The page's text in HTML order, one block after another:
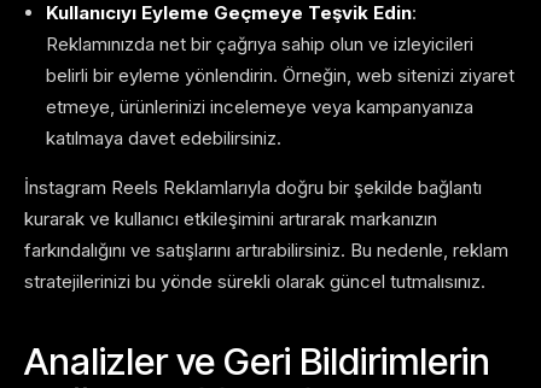
Kullanıcıyı Eyleme Geçmeye Teşvik Edin:
Reklamınızda net bir çağrıya sahip olun ve izleyicileri
belirli bir eyleme yönlendirin. Örneğin, web sitenizi ziyaret
etmeye, ürünlerinizi incelemeye veya kampanyanıza
katılmaya davet edebilirsiniz.
İnstagram Reels Reklamlarıyla doğru bir şekilde bağlantı
kurarak ve kullanıcı etkileşimini artırarak markanızın
farkındalığını ve satışlarını artırabilirsiniz. Bu nedenle, reklam
stratejilerinizi bu yönde sürekli olarak güncel tutmalısınız.
Analizler ve Geri Bildirimlerin